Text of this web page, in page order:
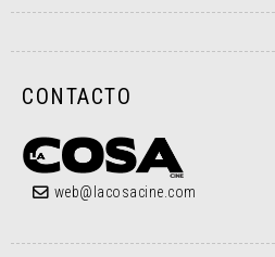
CONTACTO
web@lacosacine.com